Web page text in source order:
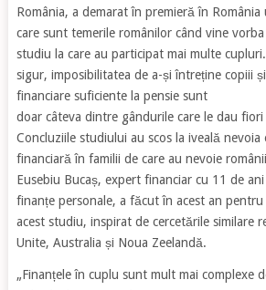
România, a demarat în premieră în
care sunt temerile românilor când vine
studiu la care au participat mai multe
sigur, imposibilitatea de a-și întreține copiii
financiare suficiente la pensie sunt
doar câteva dintre gândurile care le dau
Concluziile studiului au scos la iveală nevoia
financiară în familii de care au nevoie
Eusebiu Bucaș, expert financiar cu 11 de
finanțe personale, a făcut în acest an
acest studiu, inspirat de cercetările similare
Unite, Australia și Noua Zeelandă.
„Finanțele în cuplu sunt mult mai complexe